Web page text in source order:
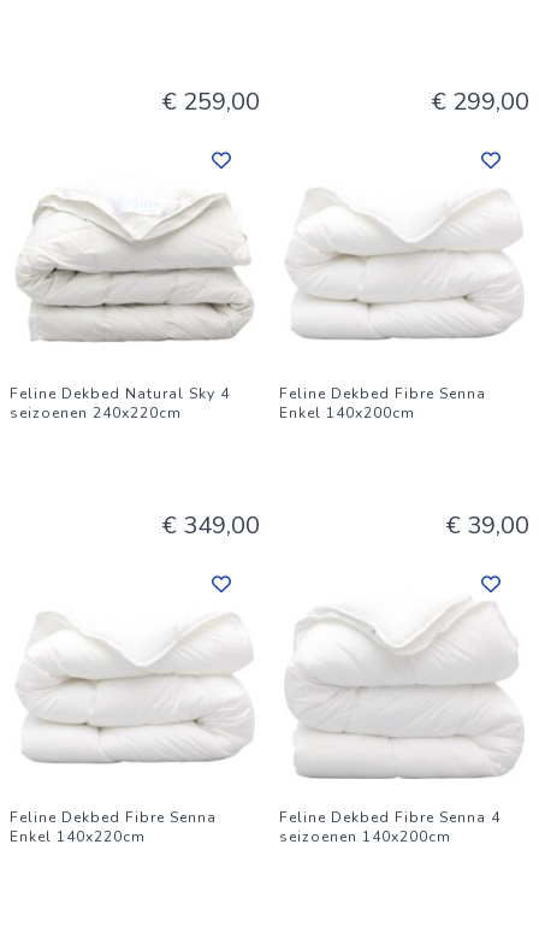
€ 259,00 € 299,00
Feline Dekbed Natural Sky 4
seizoenen 240x220cm
€ 349,00
Feline Dekbed Fibre Senna
Enkel 140x200cm
€ 39,00
Feline Dekbed Fibre Senna
Enkel 140x220cm
Feline Dekbed Fibre Senna 4
seizoenen 140x200cm